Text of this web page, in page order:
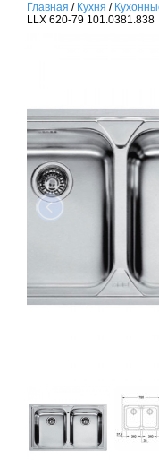
Главная / Кухня /
LLX 620-79 101.0381.838